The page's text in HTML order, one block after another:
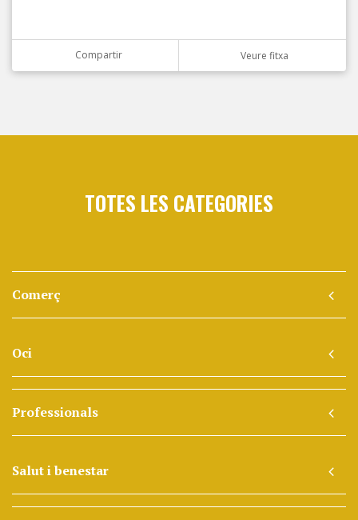
Compartir Veure fitxa
TOTES LES CATEGORIES
Comerç
Oci
Professionals
Salut i benestar